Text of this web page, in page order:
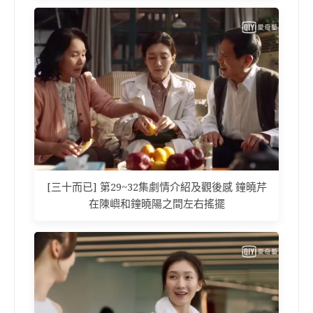
[三十而已] 第29~32集劇情介紹及觀後感 鐘曉芹
在陳嶼和鐘曉陽之間左右搖擺